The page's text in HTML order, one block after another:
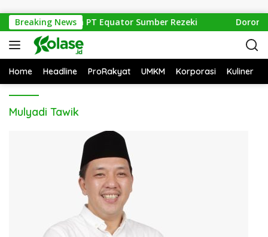
Breaking News
Hulu Evaluasi Izin PT Equator Sumber Rezeki
Home Headline ProRakyat UMKM Korporasi Kuliner
Mulyadi Tawik